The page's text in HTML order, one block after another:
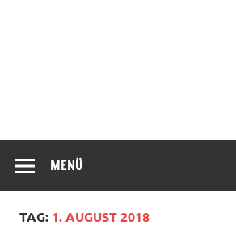
MENÜ
TAG: 1. AUGUST 2018